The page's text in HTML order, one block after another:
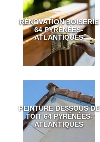
RÉNOVATION BOISERIE
64 PYRÉNÉES-
ATLANTIQUES
PEINTURE DESSOUS DE
TOIT 64 PYRÉNÉES-
ATLANTIQUES